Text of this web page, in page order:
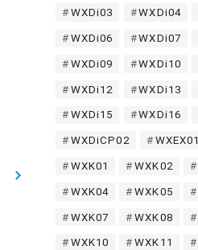
WXDi03 WXDi04
WXDi06 WXDi07
WXDi09 WXDi10
WXDi12 WXDi13
WXDi15 WXDi16
WXDiCP02 WXEX01
WXK01 WXK02
WXK04 WXK05
WXK07 WXK08
WXK10 WXK11